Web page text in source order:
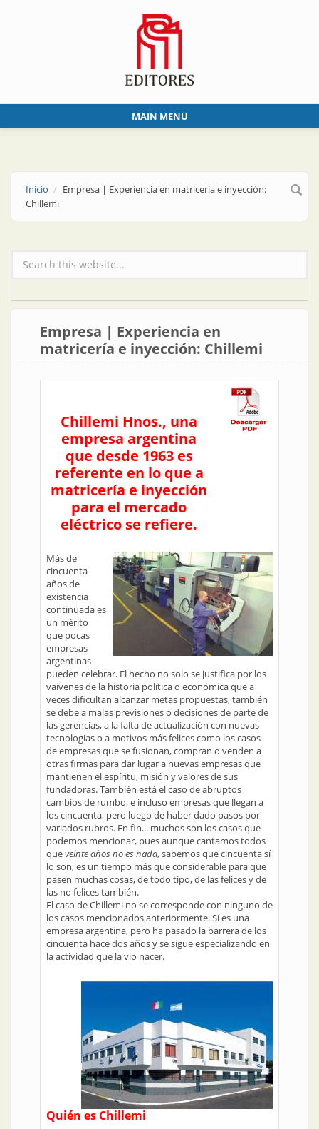
MAIN MENU
Inicio
Empresa | Experiencia en matricería e inyección:
Chillemi
Formulario de búsqueda
Empresa | Experiencia en
matricería e inyección: Chillemi
Chillemi Hnos., una
empresa argentina
que desde 1963 es
referente en lo que a
matricería e inyección
para el mercado
eléctrico se refiere.
Más de
cincuenta
años de
existencia
continuada es
un mérito
que pocas
empresas
argentinas
pueden celebrar. El hecho no solo se justifica por los
vaivenes de la historia política o económica que a
veces dificultan alcanzar metas propuestas, también
se debe a malas previsiones o decisiones de parte de
las gerencias, a la falta de actualización con nuevas
tecnologías o a motivos más felices como los casos
de empresas que se fusionan, compran o venden a
otras firmas para dar lugar a nuevas empresas que
mantienen el espíritu, misión y valores de sus
fundadoras. También está el caso de abruptos
cambios de rumbo, e incluso empresas que llegan a
los cincuenta, pero luego de haber dado pasos por
variados rubros. En fin... muchos son los casos que
podemos mencionar, pues aunque cantamos todos
queveinte años no es nada, sabemos que cincuenta sí
lo son, es un tiempo más que considerable para que
pasen muchas cosas, de todo tipo, de las felices y de
las no felices también.
El caso de Chillemi no se corresponde con ninguno de
los casos mencionados anteriormente. Sí es una
empresa argentina, pero ha pasado la barrera de los
cincuenta hace dos años y se sigue especializando en
la actividad que la vio nacer.
Quién es Chillemi